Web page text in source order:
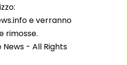
e verranno
rimosse.
- All Rights